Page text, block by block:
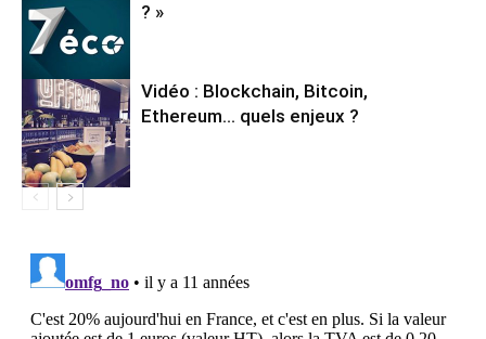
? »
Vidéo : Blockchain, Bitcoin,
Ethereum… quels enjeux ?